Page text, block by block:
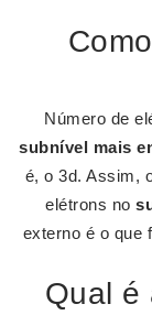
Número de
subnível mais
é, o 3d. Assim,
elétrons no
externo é o que
Qual é